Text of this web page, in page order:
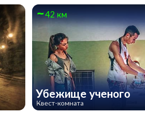
42 км
Убежище ученого
Квест-комната